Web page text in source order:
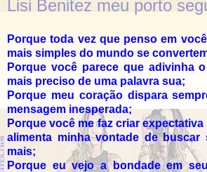
Lisi Benitez meu porto
Porque toda vez que penso em
mais simples do mundo se
Porque você parece que adivinha
mais preciso de uma palavra sua;
Porque meu coração dispara
mensagem inesperada;
Porque você me faz criar
alimenta minha vontade de buscar
mais;
Porque eu vejo a bondade em